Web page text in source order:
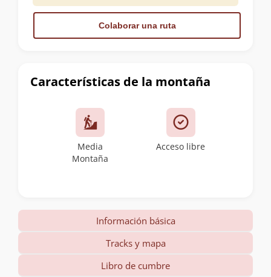
Características de la montaña
Media
Montaña
Acceso libre
Colaborar una ruta
Información básica
Tracks y mapa
Libro de cumbre